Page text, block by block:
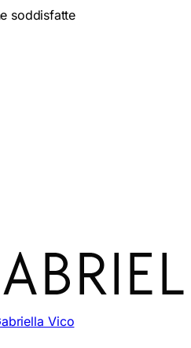
femminile
Vico